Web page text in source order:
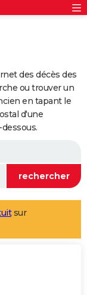
des décès des
ou trouver un
en tapant le
d'une
sur